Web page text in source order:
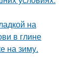
на
в глине
на зиму.